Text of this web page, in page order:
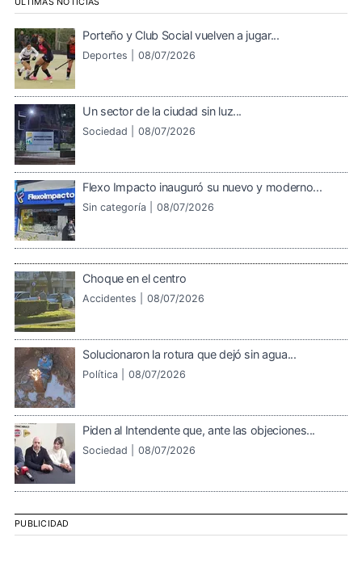
ÚLTIMAS NOTICIAS
Porteño y Club Social vuelven a jugar...
Deportes | 08/07/2026
Un sector de la ciudad sin luz...
Sociedad | 08/07/2026
Flexo Impacto inauguró su nuevo y moderno...
Sin categoría | 08/07/2026
Choque en el centro
Accidentes | 08/07/2026
Solucionaron la rotura que dejó sin agua...
Política | 08/07/2026
Piden al Intendente que, ante las objeciones...
Sociedad | 08/07/2026
PUBLICIDAD